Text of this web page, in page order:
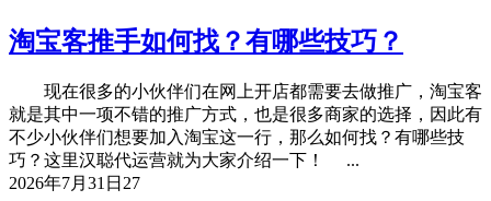
淘宝客推手如何找？有哪些技巧？
现在很多的小伙伴们在网上开店都需要去做推广，淘宝客
就是其中一项不错的推广方式，也是很多商家的选择，因此有
不少小伙伴们想要加入淘宝这一行，那么如何找？有哪些技
巧？这里汉聪代运营就为大家介绍一下！ ...
2026年7月31日 27